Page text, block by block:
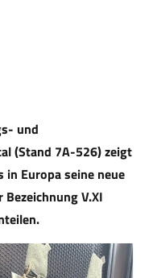
und
(Stand 7A-526) zeigt
in Europa seine neue
V.XI